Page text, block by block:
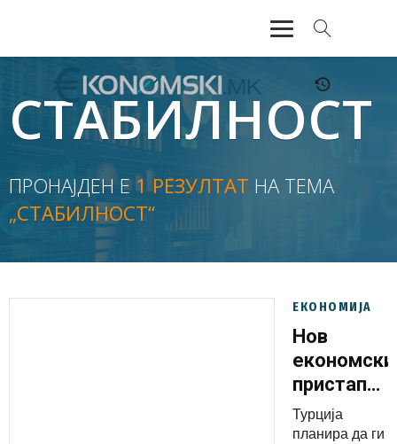
АКТУЕЛНО
ЕКОНОМИЈА
ФИНАНСИИ
БАНКАРСТВО
ЖИВОТ
СТАБИЛНОСТ
ПРОНАЈДЕН Е1 РЕЗУЛТАТ НА ТЕМА
„СТАБИЛНОСТ“
ЕКОНОМИЈА
Нов
економски
пристап
ќе
спроведе
Турција
планира да ги